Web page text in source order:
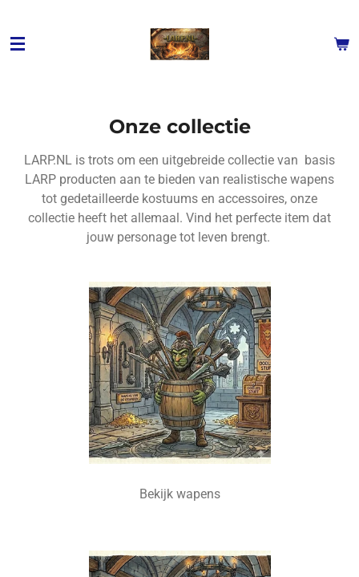
direct
naar
Onze collectie
LARP.NL is trots om een uitgebreide collectie van basis
LARP producten aan te bieden van realistische wapens
tot gedetailleerde kostuums en accessoires, onze
collectie heeft het allemaal. Vind het perfecte item dat
jouw personage tot leven brengt.
Bekijk wapens